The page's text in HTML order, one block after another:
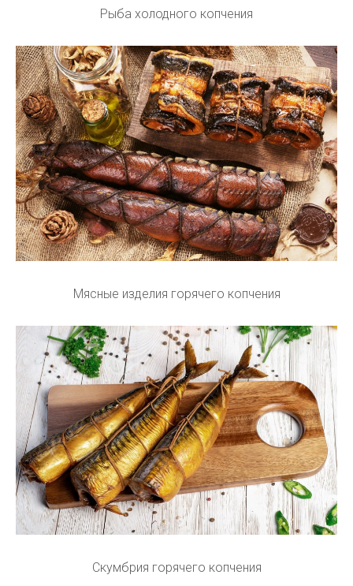
Рыба холодного копчения
Мясные изделия горячего копчения
Скумбрия горячего копчения